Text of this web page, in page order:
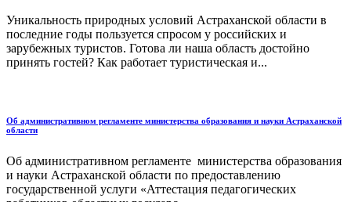
Уникальность природных условий Астраханской области в
последние годы пользуется спросом у российских и
зарубежных туристов. Готова ли наша область достойно
принять гостей? Как работает туристическая и...
Об административном регламенте министерства образования и науки Астраханской
области
Об административном регламенте министерства образования
и науки Астраханской области по предоставлению
государственной услуги «Аттестация педагогических